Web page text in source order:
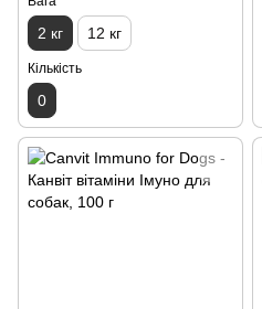
2 кг 12 кг
Кількість
0